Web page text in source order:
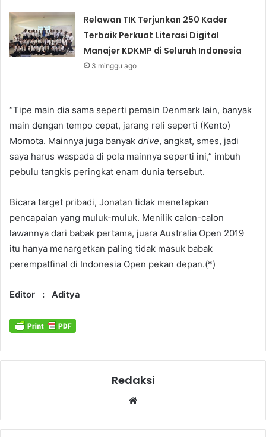
Relawan TIK Terjunkan 250 Kader
Terbaik Perkuat Literasi Digital
Manajer KDKMP di Seluruh Indonesia
3 minggu ago
“Tipe main dia sama seperti pemain Denmark lain, banyak
main dengan tempo cepat, jarang reli seperti (Kento)
Momota. Mainnya juga banyak drive, angkat, smes, jadi
saya harus waspada di pola mainnya seperti ini,” imbuh
pebulu tangkis peringkat enam dunia tersebut.
Bicara target pribadi, Jonatan tidak menetapkan
pencapaian yang muluk-muluk. Menilik calon-calon
lawannya dari babak pertama, juara Australia Open 2019
itu hanya menargetkan paling tidak masuk babak
perempatfinal di Indonesia Open pekan depan.(*)
Editor : Aditya
Redaksi